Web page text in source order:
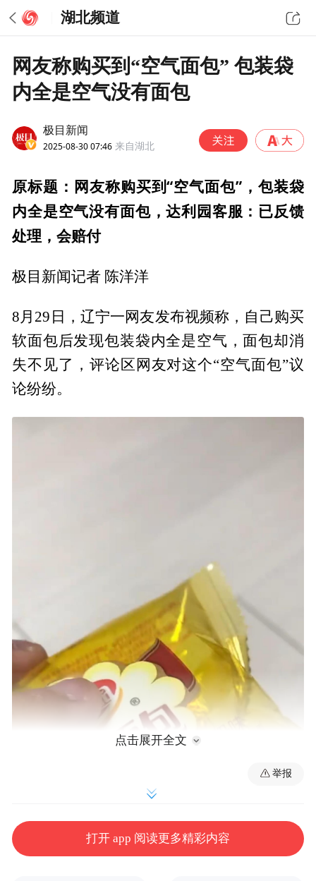
湖北频道
网友称购买到“空气面包” 包装袋
内全是空气没有面包
极目新闻
2025-08-30 07:46 来自湖北
原标题：网友称购买到“空气面包”，包装袋
内全是空气没有面包，达利园客服：已反馈
处理，会赔付
极目新闻记者 陈洋洋
8月29日，辽宁一网友发布视频称，自己购买
软面包后发现包装袋内全是空气，面包却消
失不见了，评论区网友对这个“空气面包”议
论纷纷。
点击展开全文
举报
打开 app 阅读更多精彩内容